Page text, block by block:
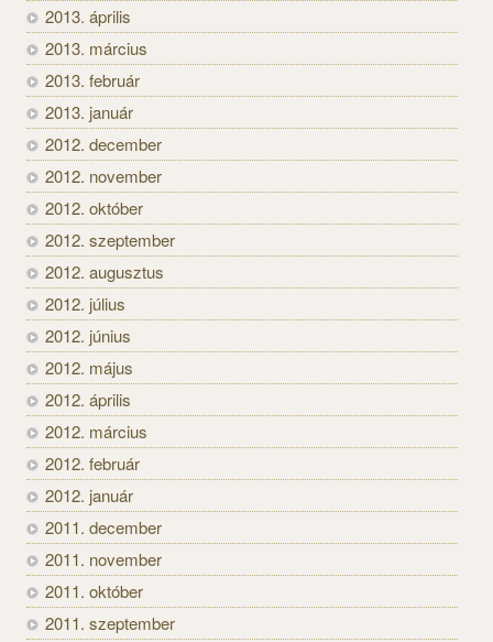
2013. április
2013. március
2013. február
2013. január
2012. december
2012. november
2012. október
2012. szeptember
2012. augusztus
2012. július
2012. június
2012. május
2012. április
2012. március
2012. február
2012. január
2011. december
2011. november
2011. október
2011. szeptember